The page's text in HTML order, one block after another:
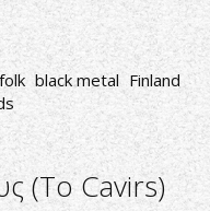
folk black metal Finland
(To Cavirs)